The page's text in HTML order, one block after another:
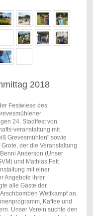
2018
Festwiese des
24. Stadtfest von
veranstaltung mit
Grevesmühlen" sowie
der die Veranstaltung
Anderson (Unser
und Mathias Fett
mit einer
Angebote ihrer
alle Gäste der
Wettkampf an.
Kaffee und
Unser Verein suchte den